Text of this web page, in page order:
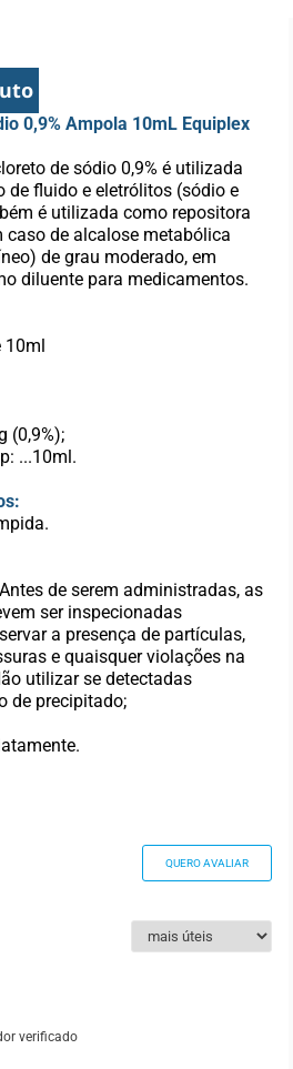
0,9% Ampola 10mL Equiplex
de sódio 0,9% é utilizada
de fluido e eletrólitos (sódio e
é utilizada como repositora
caso de alcalose metabólica
de grau moderado, em
diluente para medicamentos.
10ml
(0,9%);
...10ml.
de serem administradas, as
ser inspecionadas
a presença de partículas,
e quaisquer violações na
utilizar se detectadas
de precipitado;
QUERO AVALIAR
verificado